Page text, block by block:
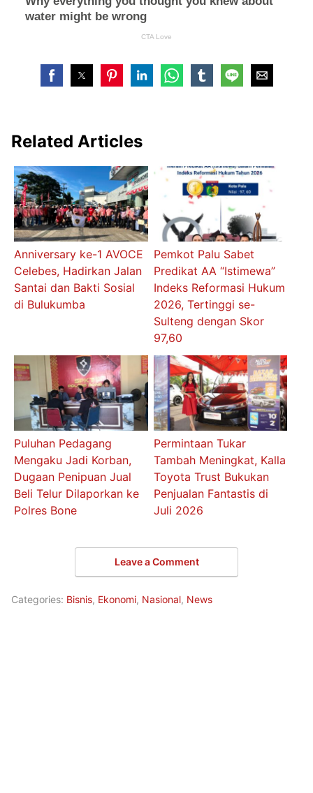
Related Articles
Anniversary ke-1 AVOCE
Celebes, Hadirkan Jalan
Santai dan Bakti Sosial
di Bulukumba
Pemkot Palu Sabet
Predikat AA “Istimewa”
Indeks Reformasi Hukum
2026, Tertinggi se-
Sulteng dengan Skor
97,60
Puluhan Pedagang
Mengaku Jadi Korban,
Dugaan Penipuan Jual
Beli Telur Dilaporkan ke
Polres Bone
Permintaan Tukar
Tambah Meningkat, Kalla
Toyota Trust Bukukan
Penjualan Fantastis di
Juli 2026
Leave a Comment
Categories: Bisnis, Ekonomi, Nasional, News